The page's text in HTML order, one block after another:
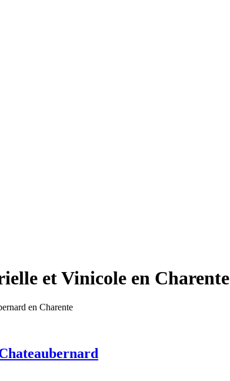
et Vinicole en Charente
en Charente